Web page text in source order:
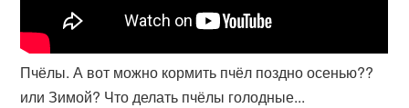
Пчёлы. А вот можно кормить пчёл поздно осенью??
или Зимой? Что делать пчёлы голодные...